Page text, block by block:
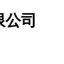
司